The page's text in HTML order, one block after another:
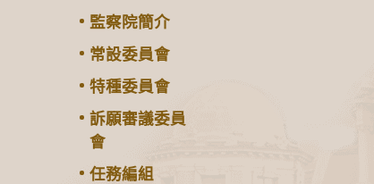
監察院簡介
常設委員會
特種委員會
訴願審議委員
會
任務編組